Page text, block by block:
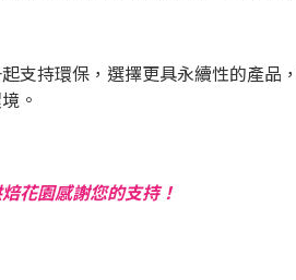
支持環保，選擇更具永續性的產
。
花園感謝您的支持！